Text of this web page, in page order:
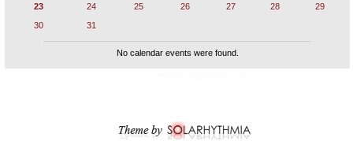
23
24 25 26 27 28
29
30
31
No calendar events were found.